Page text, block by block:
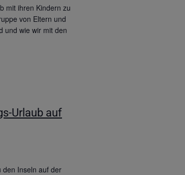
mit ihren Kindern zu
von Eltern und
und wie wir mit den
Urlaub auf
den Inseln auf der